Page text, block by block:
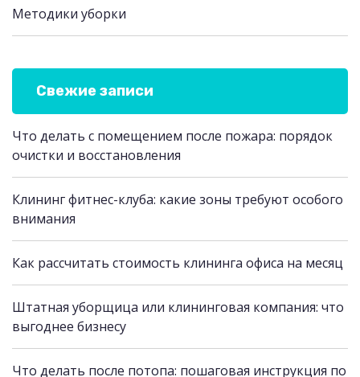
Методики уборки
Свежие записи
Что делать с помещением после пожара: порядок
очистки и восстановления
Клининг фитнес-клуба: какие зоны требуют особого
внимания
Как рассчитать стоимость клининга офиса на месяц
Штатная уборщица или клининговая компания: что
выгоднее бизнесу
Что делать после потопа: пошаговая инструкция по